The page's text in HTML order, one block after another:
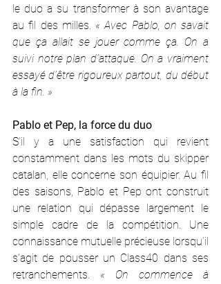
le duo a su transformer à son avantage
au fil des milles. « Avec Pablo, on savait
que ça allait se jouer comme ça. On a
suivi notre plan d’attaque. On a vraiment
essayé d’être rigoureux partout, du début
à la fin. »
Pablo et Pep, la force du duo
S’il y a une satisfaction qui revient
constamment dans les mots du skipper
catalan, elle concerne son équipier. Au fil
des saisons, Pablo et Pep ont construit
une relation qui dépasse largement le
simple cadre de la compétition. Une
connaissance mutuelle précieuse lorsqu’il
s’agit de pousser un Class40 dans ses
retranchements. « On commence à